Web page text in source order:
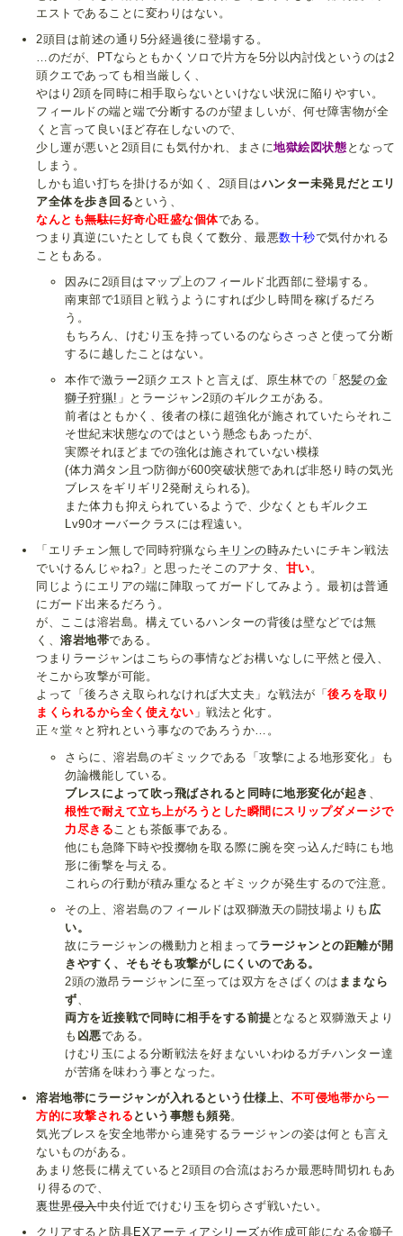
エストであることに変わりはない。
2頭目は前述の通り5分経過後に登場する。
…のだが、PTならともかくソロで片方を5分以内討伐というのは2
頭クエであっても相当厳しく、
やはり2頭を同時に相手取らないといけない状況に陥りやすい。
フィールドの端と端で分断するのが望ましいが、何せ障害物が全
くと言って良いほど存在しないので、
少し運が悪いと2頭目にも気付かれ、まさに地獄絵図状態 となって
しまう。
しかも追い打ちを掛けるが如く、2頭目はハンター未発見だとエリ
ア全体を歩き回る という、
なんとも無駄に好奇心旺盛な個体である。
つまり真逆にいたとしても良くて数分、最悪数十秒で気付かれる
こともある。
因みに2頭目はマップ上のフィールド北西部に登場する。
南東部で1頭目と戦うようにすれば少し時間を稼げるだろ
う。
もちろん、けむり玉を持っているのならさっさと使って分断
するに越したことはない。
本作で激ラー2頭クエストと言えば、原生林での「 怒髪の金
獅子狩猟! 」とラージャン2頭のギルクエがある。
前者はともかく、後者の様に超強化が施されていたらそれこ
そ世紀末状態なのではという懸念もあったが、
実際それほどまでの強化は施されていない模様
(体力満タン且つ防御が600突破状態であれば非怒り時の気光
ブレスをギリギリ2発耐えられる)。
また体力も抑えられているようで、少なくともギルクエ
Lv90オーバークラスには程遠い。
「エリチェン無しで同時狩猟なら キリンの時みたいにチキン戦法
でいけるんじゃね?」と思ったそこのアナタ、 甘い。
同じようにエリアの端に陣取ってガードしてみよう。最初は普通
にガード出来るだろう。
が、ここは溶岩島。構えているハンターの背後は壁などでは無
く、溶岩地帯である。
つまりラージャンはこちらの事情などお構いなしに平然と侵入、
そこから攻撃が可能。
よって「後ろさえ取られなければ大丈夫」な戦法が「後ろを取り
まくられるから全く使えない 」戦法と化す。
正々堂々と狩れという事なのであろうか…。
さらに、溶岩島のギミックである「攻撃による地形変化」も
勿論機能している。
ブレスによって吹っ飛ばされると同時に地形変化が起き
根性で耐えて立ち上がろうとした瞬間にスリップダメージで
力尽きる ことも茶飯事である。
他にも急降下時や投擲物を取る際に腕を突っ込んだ時にも地
形に衝撃を与える。
これらの行動が積み重なるとギミックが発生するので注意。
その上、溶岩島のフィールドは双獅激天の闘技場よりも 広
い。
故にラージャンの機動力と相まってラージャンとの距離が開
きやすく、そもそも攻撃がしにくいのである。
2頭の激昂ラージャンに至っては双方をさばくのは ままなら
ず
両方を近接戦で同時に相手をする前提 となると双獅激天より
も 凶悪である。
けむり玉による分断戦法を好まないいわゆるガチハンター達
が苦痛を味わう事となった。
溶岩地帯にラージャンが入れるという仕様上、 不可侵地帯から一
方的に攻撃される という事態も頻発。
気光ブレスを安全地帯から連発するラージャンの姿は何とも言え
ないものがある。
あまり悠長に構えていると2頭目の合流はおろか最悪時間切れもあ
り得るので、
裏世界侵入中央付近でけむり玉を切らさず戦いたい。
クリアすると防具EXアーティアシリーズが作成可能になる金獅子